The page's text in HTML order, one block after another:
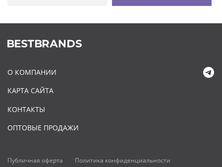
О КОМПАНИИ
КАРТА САЙТА
КОНТАКТЫ
ОПТОВЫЕ ПРОДАЖИ
Публичная оферта Политика конфиденциальности